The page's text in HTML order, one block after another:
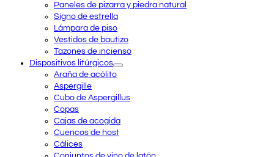
Paneles de pizarra y piedra natural
Signo de estrella
Lámpara de piso
Vestidos de bautizo
Tazones de incienso
Dispositivos litúrgicos
Araña de acólito
Aspergille
Cubo de Aspergillus
Copas
Cajas de acogida
Cuencos de host
Cálices